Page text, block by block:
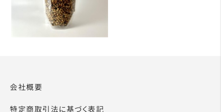
会社概要
特定商取引法に基づく表記